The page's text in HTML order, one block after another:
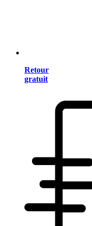
Retour
gratuit